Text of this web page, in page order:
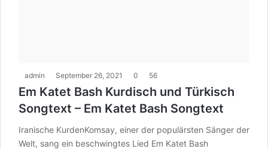
admin September 26, 2021 0 56
Em Katet Bash Kurdisch und Türkisch
Songtext – Em Katet Bash Songtext
Iranische KurdenKomsay, einer der populärsten Sänger der
Welt, sang ein beschwingtes Lied Em Katet Bash